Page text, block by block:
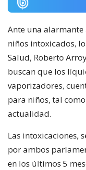
Ante una alarmante
niños intoxicados,
Salud, Roberto
buscan que los
vaporizadores,
para niños, tal
actualidad.
Las intoxicaciones,
por ambos
en los últimos 5